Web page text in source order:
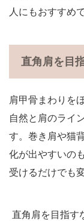
人にもおすすめで
直角肩を目
肩甲骨まわりを
自然と肩のライ
す。巻き肩や猫
化が出やすいの
受けるだけでも
直角肩を目指す